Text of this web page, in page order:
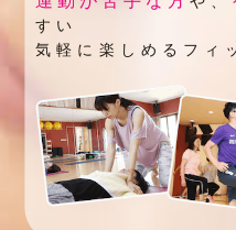
すい
気軽に楽しめるフィ